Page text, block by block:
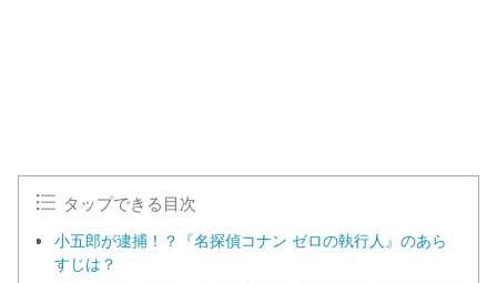
タップできる目次
小五郎が逮捕！？『名探偵コナン ゼロの執行人』のあら
すじは？